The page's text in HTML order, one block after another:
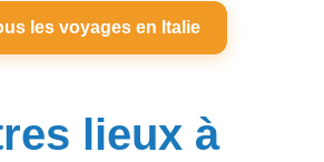
les voyages en Italie
lieux à